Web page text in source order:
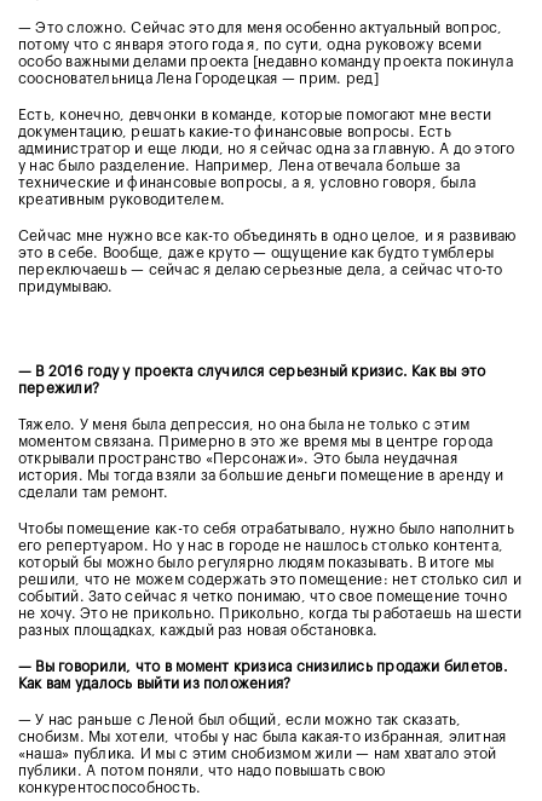
— Это сложно. Сейчас это для меня особенно актуальный вопрос,
потому что с января этого года я, по сути, одна руковожу всеми
особо важными делами проекта [недавно команду проекта покинула
соосновательница Лена Городецкая — прим. ред]
Есть, конечно, девчонки в команде, которые помогают мне вести
документацию, решать какие-то финансовые вопросы. Есть
администратор и еще люди, но я сейчас одна за главную. А до этого
у нас было разделение. Например, Лена отвечала больше за
технические и финансовые вопросы, а я, условно говоря, была
креативным руководителем.
Сейчас мне нужно все как-то объединять в одно целое, и я развиваю
это в себе. Вообще, даже круто — ощущение как будто тумблеры
переключаешь — сейчас я делаю серьезные дела, а сейчас что-то
придумываю.
— В 2016 году у проекта случился серьезный кризис. Как вы это
пережили?
Тяжело. У меня была депрессия, но она была не только с этим
моментом связана. Примерно в это же время мы в центре города
открывали пространство «Персонажи». Это была неудачная
история. Мы тогда взяли за большие деньги помещение в аренду и
сделали там ремонт.
Чтобы помещение как-то себя отрабатывало, нужно было наполнить
его репертуаром. Но у нас в городе не нашлось столько контента,
который бы можно было регулярно людям показывать. В итоге мы
решили, что не можем содержать это помещение: нет столько сил и
событий. Зато сейчас я четко понимаю, что свое помещение точно
не хочу. Это не прикольно. Прикольно, когда ты работаешь на шести
разных площадках, каждый раз новая обстановка.
— Вы говорили, что в момент кризиса снизились продажи билетов.
Как вам удалось выйти из положения?
— У нас раньше с Леной был общий, если можно так сказать,
снобизм. Мы хотели, чтобы у нас была какая-то избранная, элитная
«наша» публика. И мы с этим снобизмом жили — нам хватало этой
публики. А потом поняли, что надо повышать свою
конкурентоспособность.